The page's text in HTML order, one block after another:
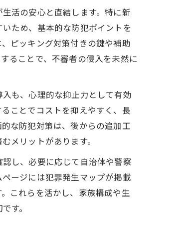
活の安心と直結します。特に新
ため、基本的な防犯ポイントを
ピッキング対策付きの鍵や補助
ることで、不審者の侵入を未然に
も、心理的な抑止力として有効
ことでコストを抑えやすく、長
な防犯対策は、後からの追加工
メリットがあります。
し、必要に応じて自治体や警察
ージには犯罪発生マップが掲載
これらを活かし、家族構成や生
す。